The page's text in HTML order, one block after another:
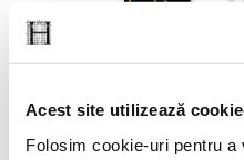
Acest site utilizează
Folosim cookie-uri pentru a
Revoluţia